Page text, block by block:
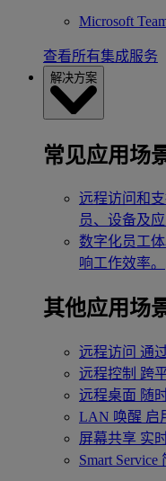
Microsoft
查看所有集成服务
解决方案
常见应用场
远程访问和
员、设备及应
数字化员工
响工作效率。
其他应用场
远程访问 通
远程控制 跨
远程桌面 随
LAN 唤醒 启
屏幕共享 实
Smart Service